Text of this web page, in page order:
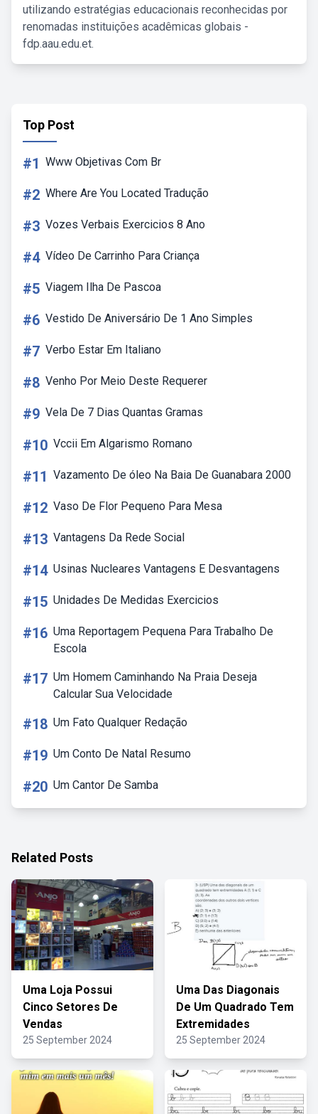
utilizando estratégias educacionais reconhecidas por
renomadas instituições acadêmicas globais -
fdp.aau.edu.et.
Top Post
#1 Www Objetivas Com Br
#2 Where Are You Located Tradução
#3 Vozes Verbais Exercicios 8 Ano
#4 Vídeo De Carrinho Para Criança
#5 Viagem Ilha De Pascoa
#6 Vestido De Aniversário De 1 Ano Simples
#7 Verbo Estar Em Italiano
#8 Venho Por Meio Deste Requerer
#9 Vela De 7 Dias Quantas Gramas
#10 Vccii Em Algarismo Romano
#11 Vazamento De óleo Na Baia De Guanabara 2000
#12 Vaso De Flor Pequeno Para Mesa
#13 Vantagens Da Rede Social
#14 Usinas Nucleares Vantagens E Desvantagens
#15 Unidades De Medidas Exercicios
#16 Uma Reportagem Pequena Para Trabalho De
Escola
#17 Um Homem Caminhando Na Praia Deseja
Calcular Sua Velocidade
#18 Um Fato Qualquer Redação
#19 Um Conto De Natal Resumo
#20 Um Cantor De Samba
Related Posts
Uma Loja Possui
Cinco Setores De
Vendas
25 September 2024
Uma Das Diagonais
De Um Quadrado Tem
Extremidades
25 September 2024